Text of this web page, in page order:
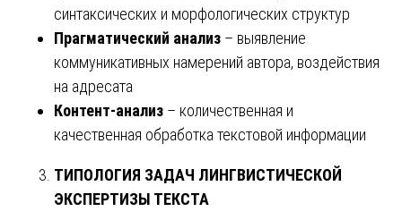
синтаксических и морфологических структур
Прагматический анализ – выявление
коммуникативных намерений автора, воздействия
на адресата
Контент-анализ – количественная и
качественная обработка текстовой информации
ТИПОЛОГИЯ ЗАДАЧ ЛИНГВИСТИЧЕСКОЙ
ЭКСПЕРТИЗЫ ТЕКСТА